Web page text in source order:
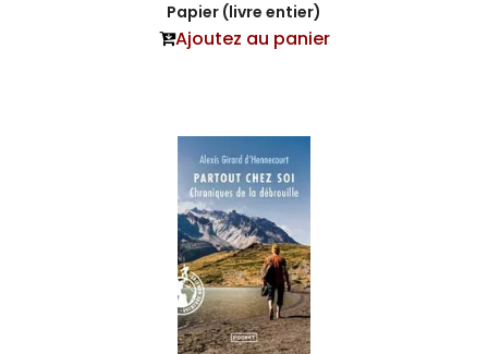
Papier (livre entier)
Ajoutez au panier